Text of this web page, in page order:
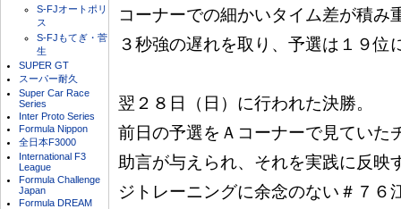
S-FJオートポリ
ス
S-FJもてぎ・菅
生
SUPER GT
スーパー耐久
Super Car Race
Series
Inter Proto Series
Formula Nippon
全日本F3000
International F3
League
Formula Challenge
Japan
Formula DREAM
コーナーでの細かいタイム差が積み
３秒強の遅れを取り、予選は１９位
翌２８日（日）に行われた決勝。
前日の予選をＡコーナーで見ていた
助言が与えられ、それを実践に反映
ジトレーニングに余念のない＃７６